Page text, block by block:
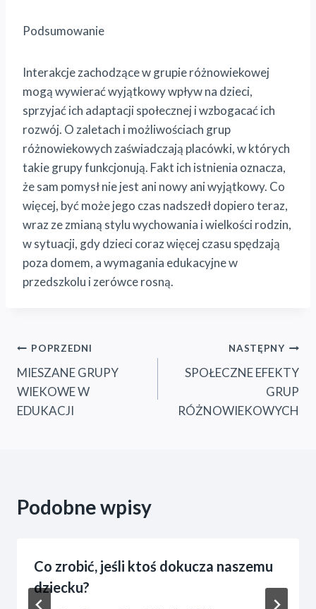
Podsumowanie
Interakcje zachodzące w grupie różnowiekowej
mogą wywierać wyjątkowy wpływ na dzieci,
sprzyjać ich adaptacji społecznej i wzbogacać ich
rozwój. O zaletach i możliwościach grup
różnowiekowych zaświadczają placówki, w których
takie grupy funkcjonują. Fakt ich istnienia oznacza,
że sam pomysł nie jest ani nowy ani wyjątkowy. Co
więcej, być może jego czas nadszedł dopiero teraz,
wraz ze zmianą stylu wychowania i wielkości rodzin,
w sytuacji, gdy dzieci coraz więcej czasu spędzają
poza domem, a wymagania edukacyjne w
przedszkolu i zerówce rosną.
Nawigacja
wpisu
POPRZEDNI
MIESZANE GRUPY
WIEKOWE W
EDUKACJI
NASTĘPNY
SPOŁECZNE EFEKTY
GRUP
RÓŻNOWIEKOWYCH
Podobne wpisy
Co zrobić, jeśli ktoś dokucza naszemu
dziecku?